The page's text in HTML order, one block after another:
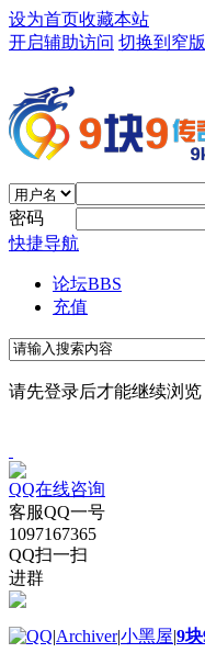
设为首页收藏本站
开启辅助访问 切换到窄版
密码
快捷导航
论坛BBS
充值
请先登录后才能继续浏览
QQ在线咨询
客服QQ一号
1097167365
QQ扫一扫
进群
|Archiver|小黑屋|9